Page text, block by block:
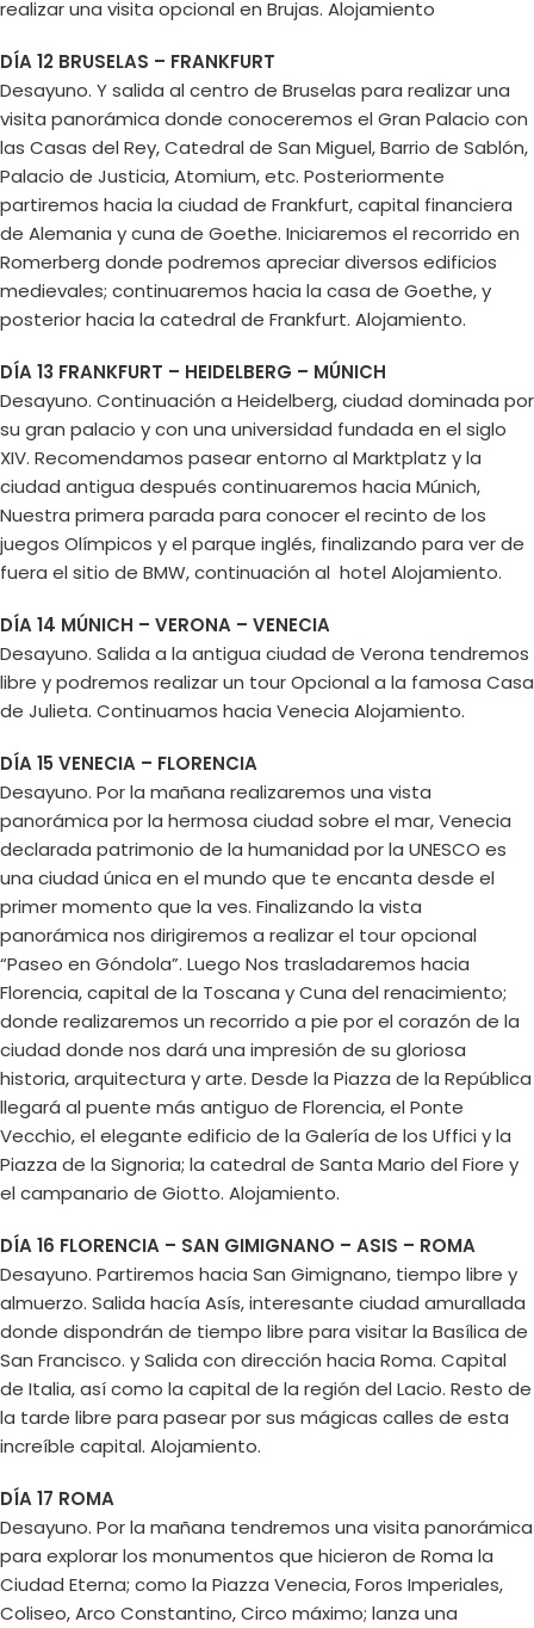
realizar una visita opcional en Brujas. Alojamiento
DÍA 12 BRUSELAS – FRANKFURT
Desayuno. Y salida al centro de Bruselas para realizar una
visita panorámica donde conoceremos el Gran Palacio con
las Casas del Rey, Catedral de San Miguel, Barrio de Sablón,
Palacio de Justicia, Atomium, etc. Posteriormente
partiremos hacia la ciudad de Frankfurt, capital financiera
de Alemania y cuna de Goethe. Iniciaremos el recorrido en
Romerberg donde podremos apreciar diversos edificios
medievales; continuaremos hacia la casa de Goethe, y
posterior hacia la catedral de Frankfurt. Alojamiento.
DÍA 13 FRANKFURT – HEIDELBERG – MÚNICH
Desayuno. Continuación a Heidelberg, ciudad dominada por
su gran palacio y con una universidad fundada en el siglo
XIV. Recomendamos pasear entorno al Marktplatz y la
ciudad antigua después continuaremos hacia Múnich,
Nuestra primera parada para conocer el recinto de los
juegos Olímpicos y el parque inglés, finalizando para ver de
fuera el sitio de BMW, continuación al hotel Alojamiento.
DÍA 14 MÚNICH – VERONA – VENECIA
Desayuno. Salida a la antigua ciudad de Verona tendremos
libre y podremos realizar un tour Opcional a la famosa Casa
de Julieta. Continuamos hacia Venecia Alojamiento.
DÍA 15 VENECIA – FLORENCIA
Desayuno. Por la mañana realizaremos una vista
panorámica por la hermosa ciudad sobre el mar, Venecia
declarada patrimonio de la humanidad por la UNESCO es
una ciudad única en el mundo que te encanta desde el
primer momento que la ves. Finalizando la vista
panorámica nos dirigiremos a realizar el tour opcional
“Paseo en Góndola”. Luego Nos trasladaremos hacia
Florencia, capital de la Toscana y Cuna del renacimiento;
donde realizaremos un recorrido a pie por el corazón de la
ciudad donde nos dará una impresión de su gloriosa
historia, arquitectura y arte. Desde la Piazza de la República
llegará al puente más antiguo de Florencia, el Ponte
Vecchio, el elegante edificio de la Galería de los Uffici y la
Piazza de la Signoria; la catedral de Santa Mario del Fiore y
el campanario de Giotto. Alojamiento.
DÍA 16 FLORENCIA – SAN GIMIGNANO – ASIS – ROMA
Desayuno. Partiremos hacia San Gimignano, tiempo libre y
almuerzo. Salida hacía Asís, interesante ciudad amurallada
donde dispondrán de tiempo libre para visitar la Basílica de
San Francisco. y Salida con dirección hacia Roma. Capital
de Italia, así como la capital de la región del Lacio. Resto de
la tarde libre para pasear por sus mágicas calles de esta
increíble capital. Alojamiento.
DÍA 17 ROMA
Desayuno. Por la mañana tendremos una visita panorámica
para explorar los monumentos que hicieron de Roma la
Ciudad Eterna; como la Piazza Venecia, Foros Imperiales,
Coliseo, Arco Constantino, Circo máximo; lanza una